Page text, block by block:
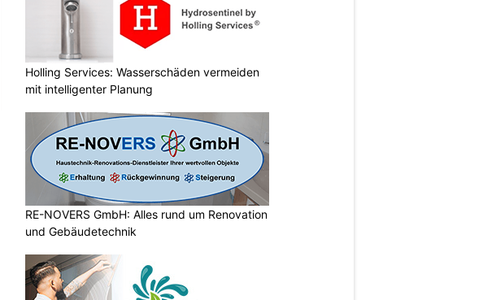
Holling Services: Wasserschäden vermeiden
mit intelligenter Planung
RE-NOVERS GmbH: Alles rund um Renovation
und Gebäudetechnik